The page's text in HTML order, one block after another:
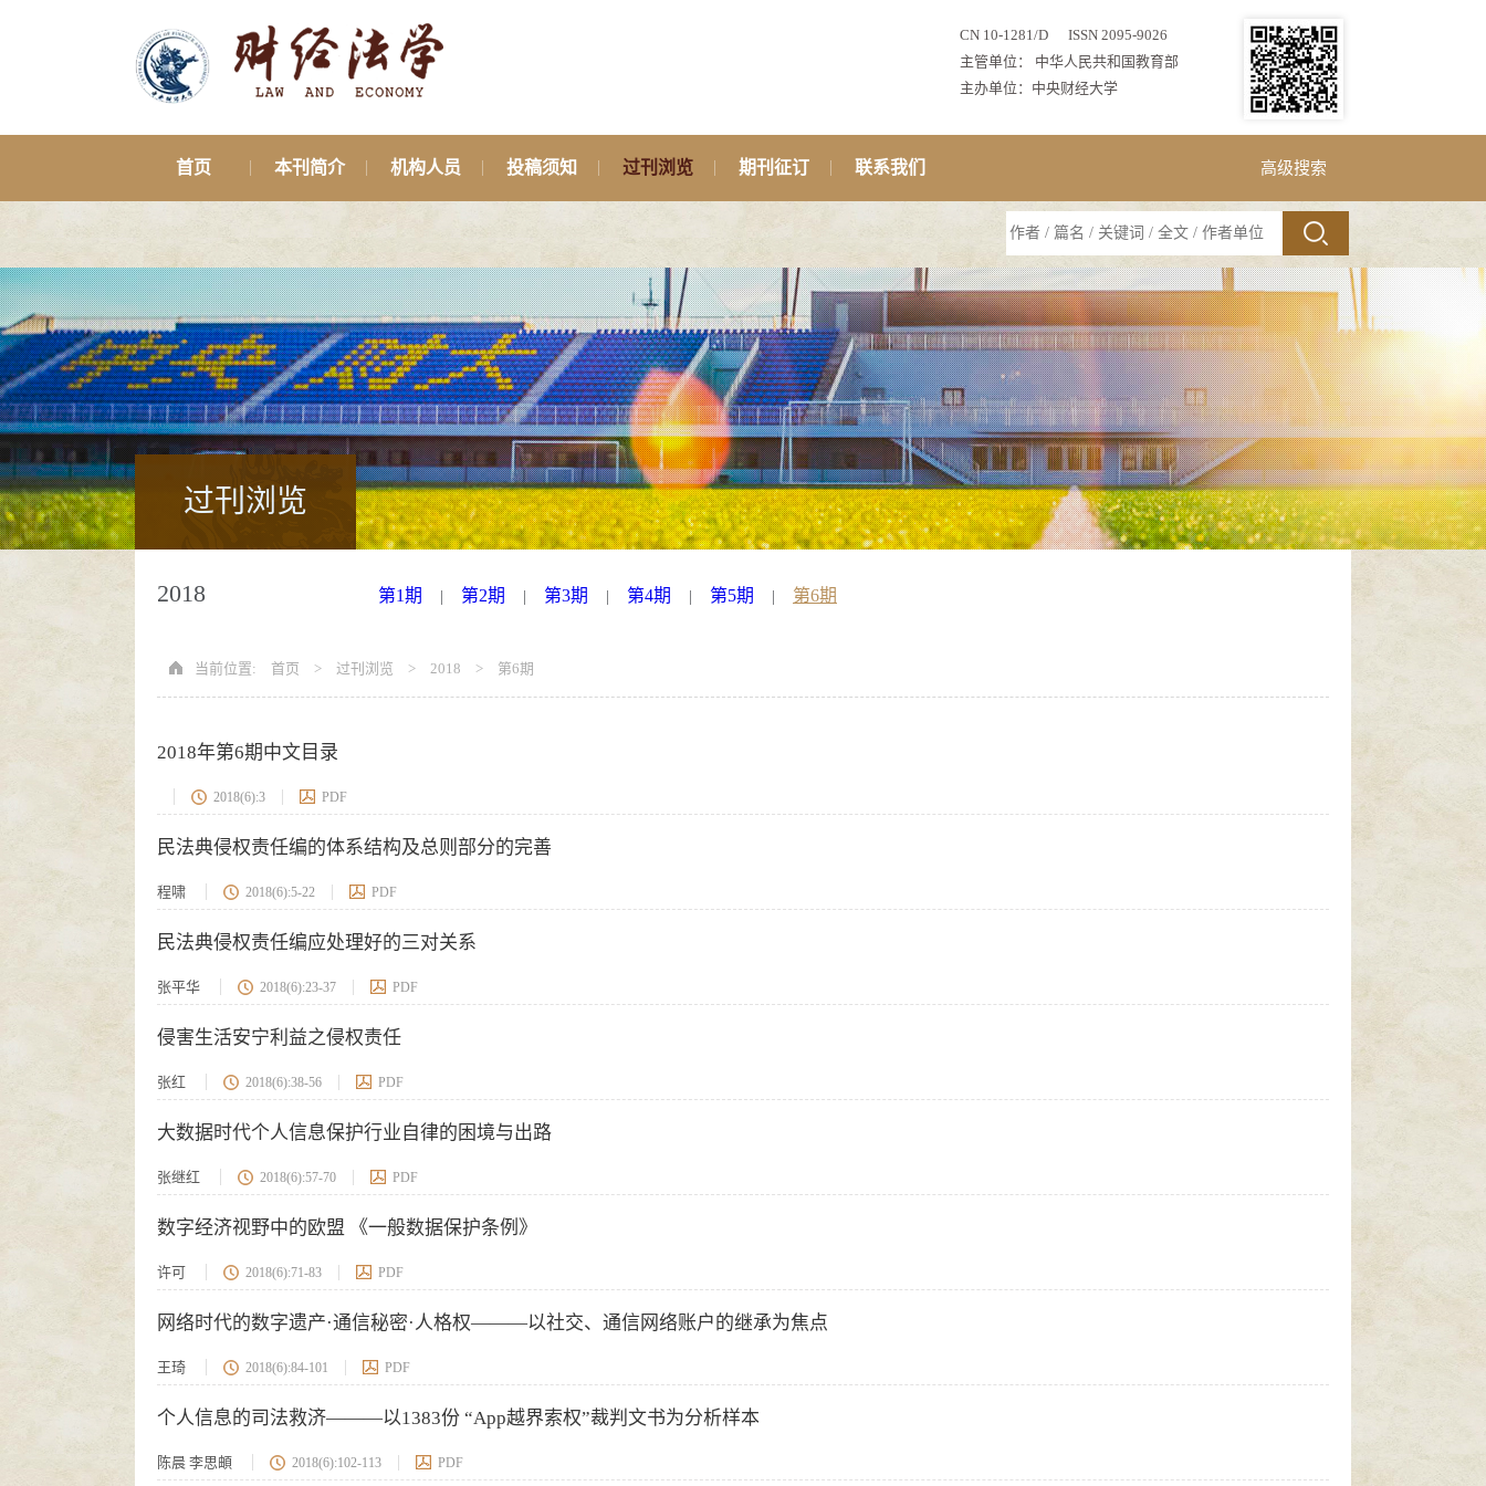
CN 10-1281/D ISSN 2095-9026
主管单位： 中华人民共和国教育部
主办单位：中央财经大学
首页 本刊简介 机构人员 投稿须知 过刊浏览 期刊征订 联系我们 高级搜索
过刊浏览
2018 第1期 第2期 第3期 第4期 第5期 第6期
当前位置: 首页 > 过刊浏览 > 2018 > 第6期
2018年第6期中文目录
2018(6):3 PDF
民法典侵权责任编的体系结构及总则部分的完善
程啸 2018(6):5-22 PDF
民法典侵权责任编应处理好的三对关系
张平华 2018(6):23-37 PDF
侵害生活安宁利益之侵权责任
张红 2018(6):38-56 PDF
大数据时代个人信息保护行业自律的困境与出路
张继红 2018(6):57-70 PDF
数字经济视野中的欧盟 《一般数据保护条例》
许可 2018(6):71-83 PDF
网络时代的数字遗产·通信秘密·人格权———以社交、通信网络账户的继承为焦点
王琦 2018(6):84-101 PDF
个人信息的司法救济———以1383份 “App越界索权”裁判文书为分析样本
陈晨 李思頔 2018(6):102-113 PDF